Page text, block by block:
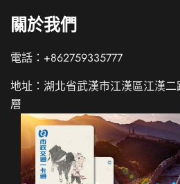
關於我們
電話：+862759335777
地址：湖北省武漢市江漢區江漢二
層